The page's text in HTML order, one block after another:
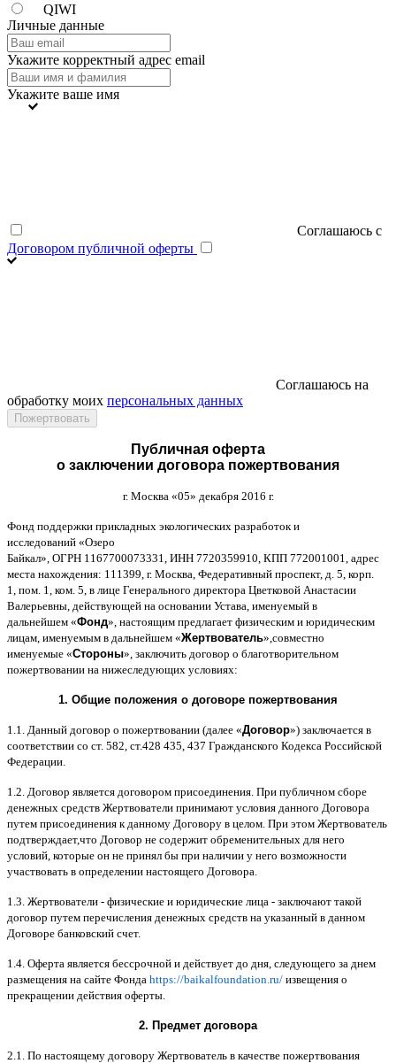
QIWI
Личные данные
Укажите корректный адрес email
Укажите ваше имя
Соглашаюсь с
Договором публичной оферты
Соглашаюсь на
обработку моих персональных данных
Публичная оферта
о заключении договора пожертвования
г. Москва «05» декабря 2016 г.
Фонд поддержки прикладных экологических разработок и
исследований «Озеро
Байкал», ОГРН 1167700073331, ИНН 7720359910, КПП 772001001, адрес
места нахождения: 111399, г. Москва Федеративный проспект, д . 5, корп
1, пом . 1, ком . 5, в лице Генерального директора Цветковой Анастасии
Валерьевны действующей на основании Устава именуемый в
дальнейшем «Фонд», настоящим предлагает физическим и юридическим
лицам именуемым в дальнейшем «Жертвователь», совместно
именуемые «Стороны», заключить договор o благотворительном
пожертвовании на нижеследующих условиях:
1. Общие положения o договоре пожертвования
1.1. Данный договор о пожертвовании (далее «Договор») заключается в
соответствии со ст. 582, ст.428 435, 437 Гражданского Кодекса Российской
Федерации
1.2. Договор является договором присоединения При публичном сборе
денежных средств Жертвователи принимают условия данного Договора
путем присоединения к данному Договору в целом При этом Жертвователь
подтверждает,что Договор не содержит обременительных для него
условий которые он не принял бы при наличии у него возможности
участвовать в определении настоящего Договора
1.3. Жертвователи - физические и юридические лица - заключают такой
договор путем перечисления денежных средств на указанный в данном
Договоре банковский счет.
1.4. Оферта является бессрочной и действует до дня следующего за днем
размещения на сайте Фонда https://baikalfoundation.ru/ извещения о
прекращении действия оферты
2. Предмет договора
2.1. По настоящему договору Жертвователь в качестве пожертвования